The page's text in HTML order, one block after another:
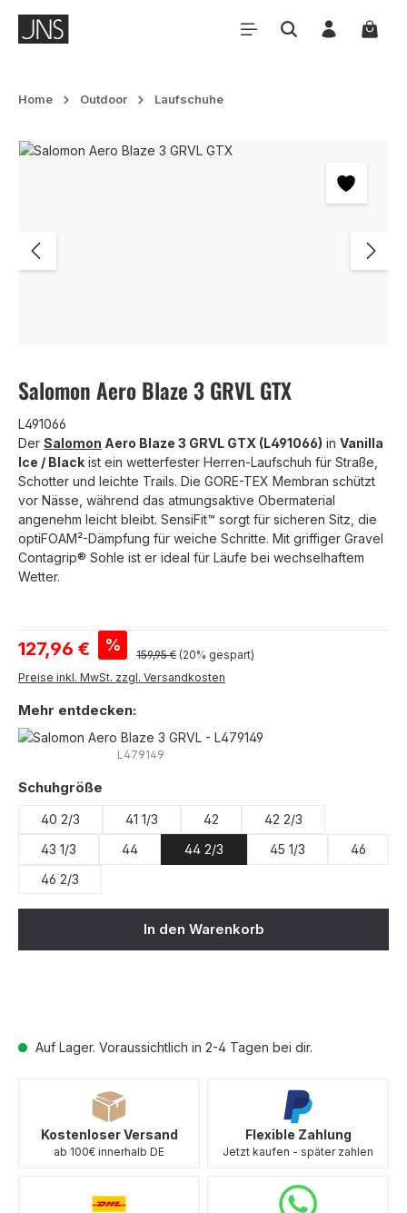
Zum Hauptinhalt springen
Home Outdoor Laufschuhe
Bildergalerie überspringen
Salomon Aero Blaze 3 GRVL GTX
L491066
Der Salomon Aero Blaze 3 GRVL GTX (L491066) in Vanilla
Ice / Black ist ein wetterfester Herren-Laufschuh für Straße,
Schotter und leichte Trails. Die GORE-TEX Membran schützt
vor Nässe, während das atmungsaktive Obermaterial
angenehm leicht bleibt. SensiFit™ sorgt für sicheren Sitz, die
optiFOAM²-Dämpfung für weiche Schritte. Mit griffiger Gravel
Contagrip® Sohle ist er ideal für Läufe bei wechselhaftem
Wetter.
Verkaufspreis:
127,96 € % Regulärer Preis:
159,95 € (20% gespart)
Preise inkl. MwSt. zzgl. Versandkosten
Auf Lager. Voraussichtlich in 2-4 Tagen bei dir.
Mehr entdecken:
L479149
Schuhgröße
40 2/3 41 1/3 42
42 2/3
43 1/3
44 44 2/3 45 1/3
46
46 2/3
In den Warenkorb
Kostenloser Versand
ab 100€ innerhalb DE
Flexible Zahlung
Jetzt kaufen - später zahlen